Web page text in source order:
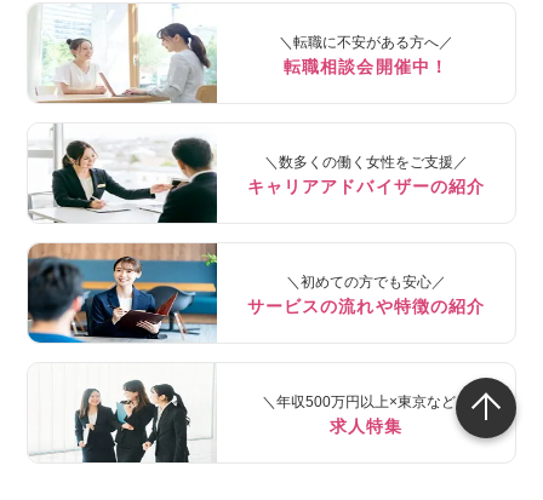
＼転職に不安がある方へ／
転職相談会開催中！
＼数多くの働く女性をご支援／
キャリアアドバイザーの紹介
＼初めての方でも安心／
サービスの流れや特徴の紹介
＼年収500万円以上×東京など／
求人特集